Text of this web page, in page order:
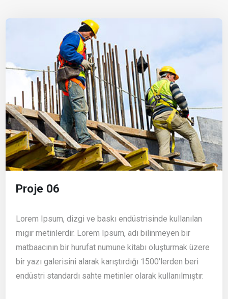
Proje 06
Lorem Ipsum, dizgi ve baskı endüstrisinde kullanılan
mıgır metinlerdir. Lorem Ipsum, adı bilinmeyen bir
matbaacının bir hurufat numune kitabı oluşturmak üzere
bir yazı galerisini alarak karıştırdığı 1500'lerden beri
endüstri standardı sahte metinler olarak kullanılmıştır.